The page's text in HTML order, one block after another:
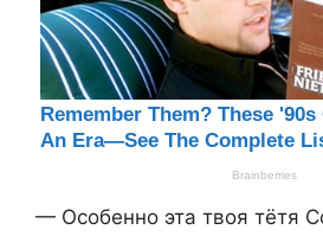
— Особенно эта твоя тётя